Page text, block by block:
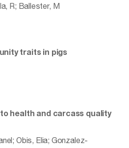
R; Ballester, M
traits in pigs
health and carcass quality
Obis, Elia; Gonzalez-